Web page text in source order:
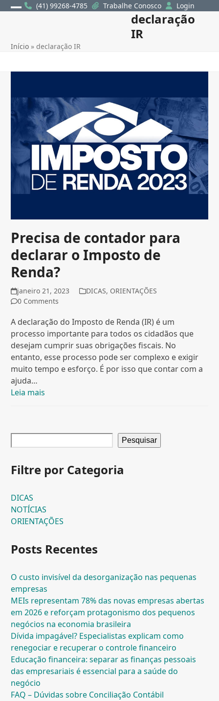
Skip
(41) 99268-4785 Trabalhe Conosco Login
menu
menu
declaração
IR
Início » declaração IR
Precisa de contador para
declarar o Imposto de
Renda?
janeiro 21, 2023 DICAS, ORIENTAÇÕES
0 Comments
A declaração do Imposto de Renda (IR) é um
processo importante para todos os cidadãos que
desejam cumprir suas obrigações fiscais. No
entanto, esse processo pode ser complexo e exigir
muito tempo e esforço. É por isso que contar com a
ajuda…
Leia mais
Pesquisar
Filtre por Categoria
DICAS
NOTÍCIAS
ORIENTAÇÕES
Posts Recentes
O custo invisível da desorganização nas pequenas
empresas
MEIs representam 78% das novas empresas abertas
em 2026 e reforçam protagonismo dos pequenos
negócios na economia brasileira
Dívida impagável? Especialistas explicam como
renegociar e recuperar o controle financeiro
Educação financeira: separar as finanças pessoais
das empresariais é essencial para a saúde do
negócio
FAQ – Dúvidas sobre Conciliação Contábil